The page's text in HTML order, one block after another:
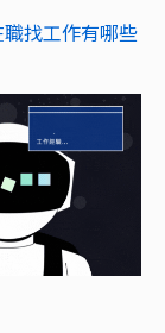
找工作有哪些